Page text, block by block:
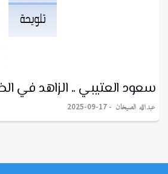
سعود العتيبي .. الزاهد في
عبدالله الصيخان 2025-09-17